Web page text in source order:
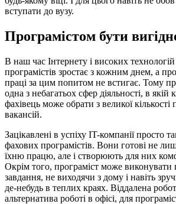
вступати до вузу.
Програмістом бути
В наш час Інтернету і високих
програмістів зростає з кожним днем, а
праці за цим попитом не встигає. Тому
одна з небагатьох сфер діяльності, в якій
фахівець може обрати з великої
вакансій.
Зацікавлені в успіху IT-компанії просто
фахових програмістів. Вони готові не
їхню працю, але і створюють для них
Окрім того, програміст може виконувати
завдання, не виходячи з дому і навіть
де-небудь в теплих краях. Віддалена
альтернатива роботі в офісі, для